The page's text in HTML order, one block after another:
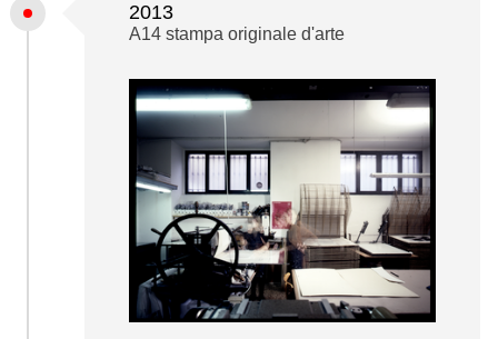
2013
A14 stampa originale d'arte